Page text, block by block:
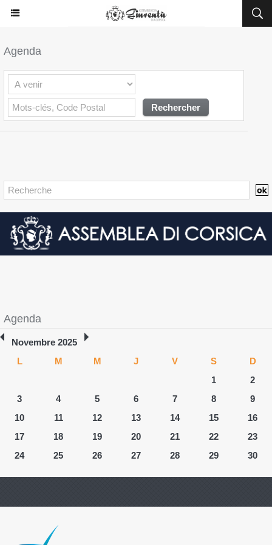
Agenda
Agenda
Novembre 2025
L
M M J V S
D
1
2
3
4 5 6 7 8
9
10
11 12 13 14 15
16
17
18 19 20 21 22
23
24
25 26 27 28 29 30